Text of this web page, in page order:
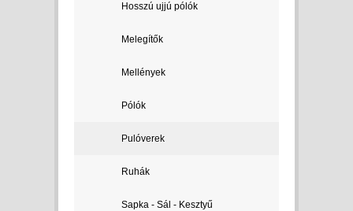
Hosszú ujjú pólók
Melegítők
Mellények
Pólók
Pulóverek
Ruhák
Sapka - Sál - Kesztyű